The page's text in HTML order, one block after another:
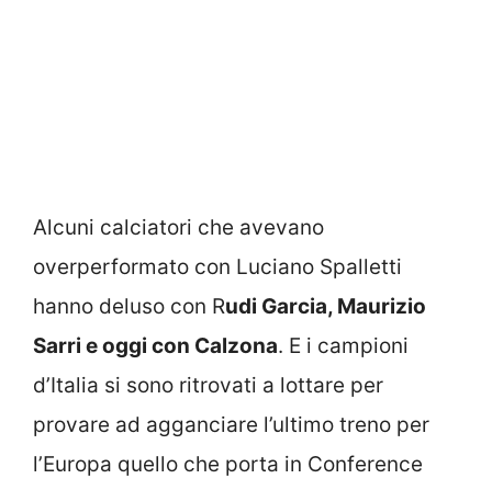
Alcuni calciatori che avevano
overperformato con Luciano Spalletti
hanno deluso con Rudi Garcia, Maurizio
Sarri e oggi con Calzona. E i campioni
d’Italia si sono ritrovati a lottare per
provare ad agganciare l’ultimo treno per
l’Europa quello che porta in Conference